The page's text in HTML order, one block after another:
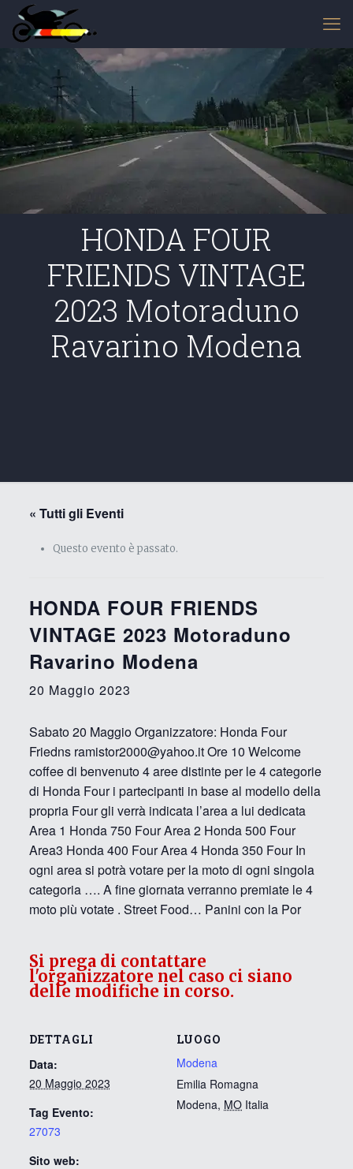
HONDA FOUR
FRIENDS VINTAGE
2023 Motoraduno
Ravarino Modena
« Tutti gli Eventi
Questo evento è passato.
HONDA FOUR FRIENDS
VINTAGE 2023 Motoraduno
Ravarino Modena
20 Maggio 2023
Sabato 20 Maggio Organizzatore: Honda Four
Friedns ramistor2000@yahoo.it Ore 10 Welcome
coffee di benvenuto 4 aree distinte per le 4 categorie
di Honda Four i partecipanti in base al modello della
propria Four gli verrà indicata l’area a lui dedicata
Area 1 Honda 750 Four Area 2 Honda 500 Four
Area3 Honda 400 Four Area 4 Honda 350 Four In
ogni area si potrà votare per la moto di ogni singola
categoria …. A fine giornata verranno premiate le 4
moto più votate . Street Food… Panini con la Por
DETTAGLI
Data:
20 Maggio 2023
Tag Evento:
27073
Sito web:
LUOGO
Modena
Emilia Romagna
Modena, MO Italia
Si prega di contattare
l'organizzatore nel caso ci siano
delle modifiche in corso.